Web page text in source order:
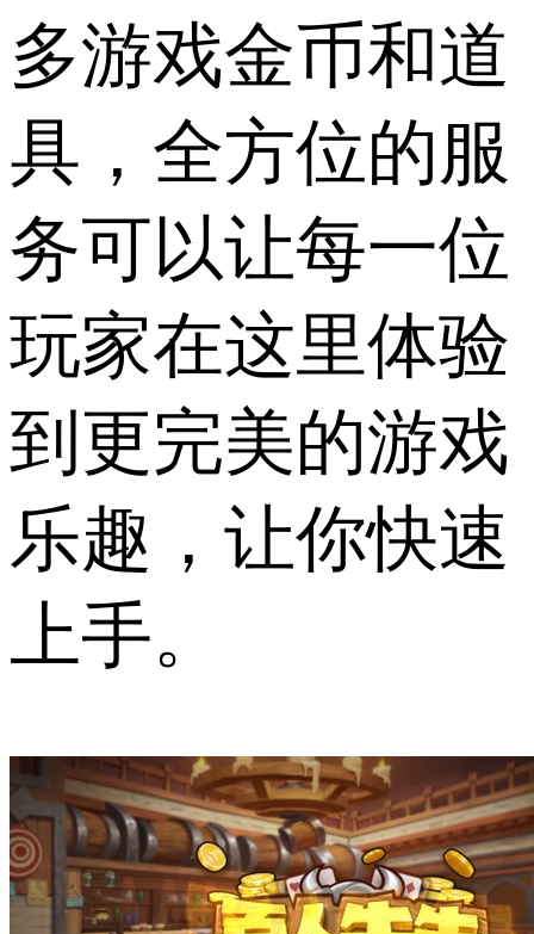
多游戏金币和道
具，全方位的服
务可以让每一位
玩家在这里体验
到更完美的游戏
乐趣，让你快速
上手。